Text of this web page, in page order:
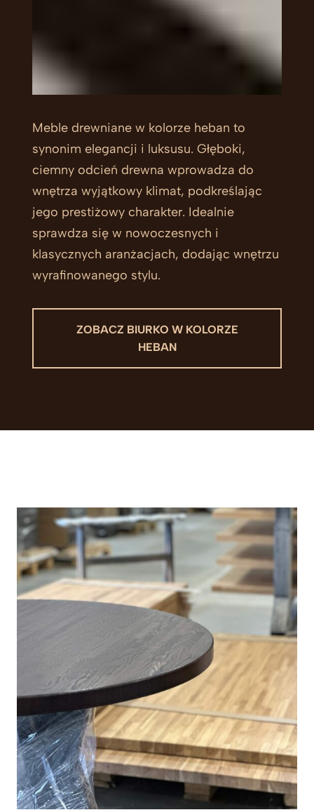
Meble drewniane w kolorze heban to
synonim elegancji i luksusu. Głęboki,
ciemny odcień drewna wprowadza do
wnętrza wyjątkowy klimat, podkreślając
jego prestiżowy charakter. Idealnie
sprawdza się w nowoczesnych i
klasycznych aranżacjach, dodając wnętrzu
wyrafinowanego stylu.
ZOBACZ BIURKO W KOLORZE
HEBAN